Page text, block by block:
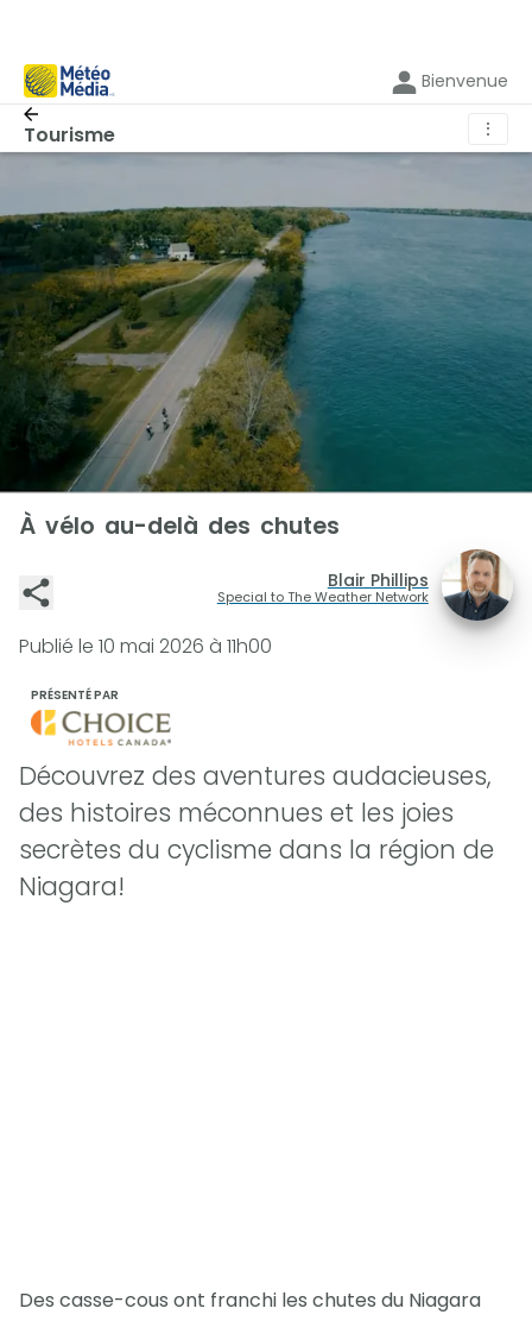
Bienvenue
Tourisme ⋮
À vélo au-delà des chutes
Blair Phillips
Special to The Weather Network
Publié le 10 mai 2026 à 11h00
PRÉSENTÉ PAR
Découvrez des aventures audacieuses,
des histoires méconnues et les joies
secrètes du cyclisme dans la région de
Niagara!
Des casse-cous ont franchi les chutes du Niagara